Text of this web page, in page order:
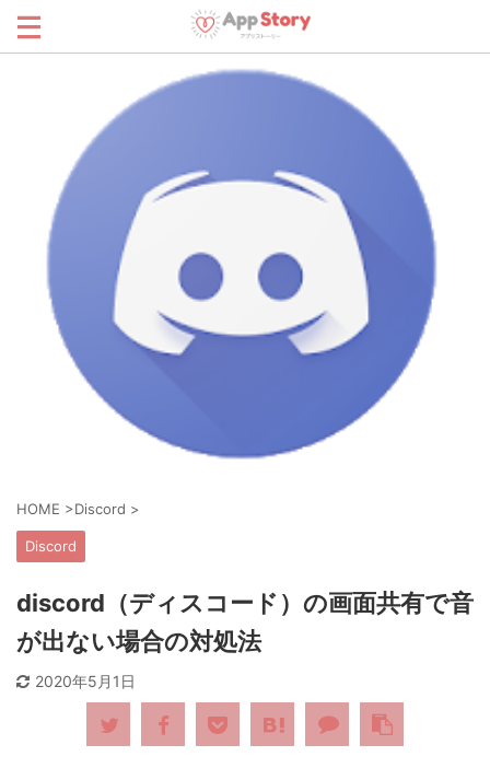
HOME >Discord >
Discord
discord（ディスコード）の画面共有で音
が出ない場合の対処法
2020年5月1日